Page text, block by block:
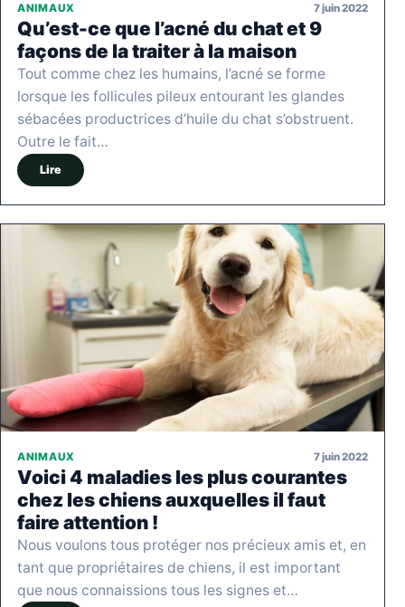
ANIMAUX 7 juin 2022
Qu’est-ce que l’acné du chat et 9
façons de la traiter à la maison
Tout comme chez les humains, l’acné se forme
lorsque les follicules pileux entourant les glandes
sébacées productrices d’huile du chat s’obstruent.
Outre le fait…
Lire
ANIMAUX 7 juin 2022
Voici 4 maladies les plus courantes
chez les chiens auxquelles il faut
faire attention !
Nous voulons tous protéger nos précieux amis et, en
tant que propriétaires de chiens, il est important
que nous connaissions tous les signes et…